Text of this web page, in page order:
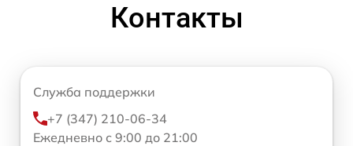
Контакты
Служба поддержки
+7 (347) 210-06-34
Ежедневно с 9:00 до 21:00